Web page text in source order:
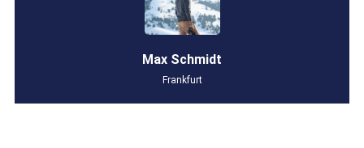
Max Schmidt
Frankfurt